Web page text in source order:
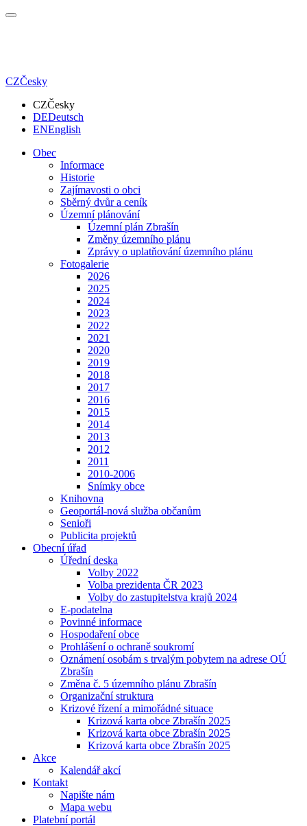
CZČesky
CZČesky
DEDeutsch
ENEnglish
Obec
Informace
Historie
Zajímavosti o obci
Sběrný dvůr a ceník
Územní plánování
Územní plán Zbrašín
Změny územního plánu
Zprávy o uplatňování územního plánu
Fotogalerie
2026
2025
2024
2023
2022
2021
2020
2019
2018
2017
2016
2015
2014
2013
2012
2011
2010-2006
Snímky obce
Knihovna
Geoportál-nová služba občanům
Senioři
Publicita projektů
Obecní úřad
Úřední deska
Volby 2022
Volba prezidenta ČR 2023
Volby do zastupitelstva krajů 2024
E-podatelna
Povinné informace
Hospodaření obce
Prohlášení o ochraně soukromí
Oznámení osobám s trvalým pobytem na adrese OÚ
Zbrašín
Změna č. 5 územního plánu Zbrašín
Organizační struktura
Krizové řízení a mimořádné situace
Krizová karta obce Zbrašín 2025
Krizová karta obce Zbrašín 2025
Krizová karta obce Zbrašín 2025
Akce
Kalendář akcí
Kontakt
Napište nám
Mapa webu
Platební portál